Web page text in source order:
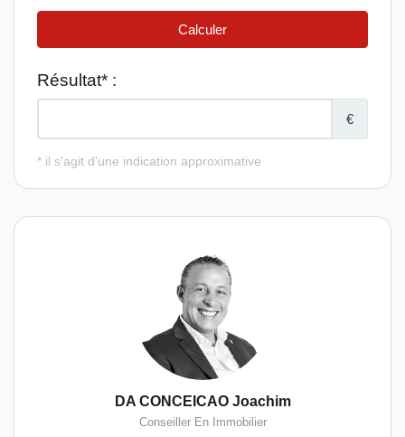
DA CONCEICAO Joachim
Conseiller En Immobilier